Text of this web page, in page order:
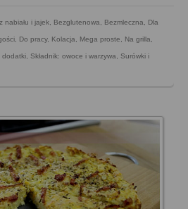
nabiału i jajek, Bezglutenowa, Bezmleczna, Dla
, Do pracy, Kolacja, Mega proste, Na grilla,
dodatki, Składnik: owoce i warzywa, Surówki i